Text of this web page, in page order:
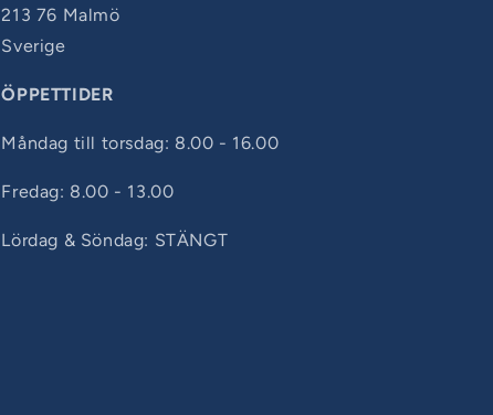
213 76 Malmö
Sverige
ÖPPETTIDER
Måndag till torsdag: 8.00 - 16.00
Fredag: 8.00 - 13.00
Lördag & Söndag: STÄNGT